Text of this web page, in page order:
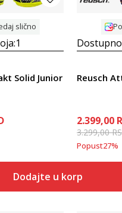
slično
1
Solid Junior
Dodajte u korpu
Reusch
2.399,00
3.299,00
Popust27%